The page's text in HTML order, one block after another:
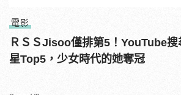
電影
ＲＳＳJisoo僅排第5！YouTube
星Top5，少女時代的她奪冠